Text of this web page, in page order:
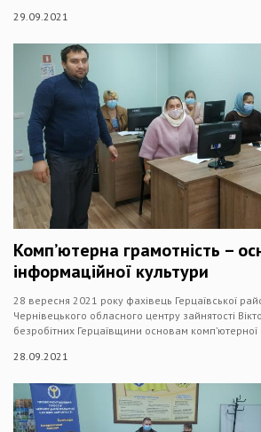
29.09.2021
Комп’ютерна грамотність –
інформаційної культури
28 вересня 2021 року фахівець Герцаївської
Чернівецького обласного центру зайнятості
безробітних Герцаївщини основам комп’ютерної
28.09.2021